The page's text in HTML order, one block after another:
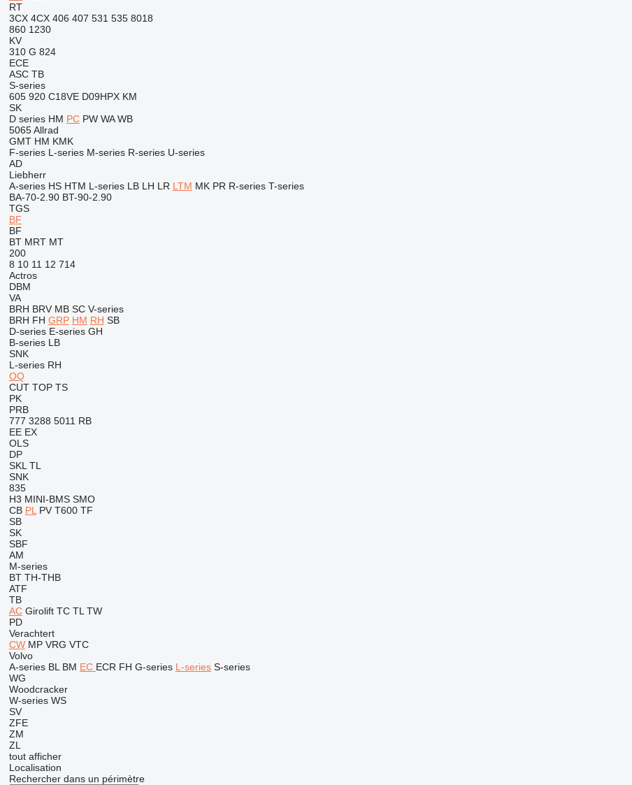
RT
3CX 4CX 406 407 531 535 8018
860 1230
KV
310 G 824
ECE
ASC TB
S-series
605 920 C18VE D09HPX KM
SK
D series HM PC PW WA WB
5065 Allrad
GMT HM KMK
F-series L-series M-series R-series U-series
AD
Liebherr
A-series HS HTM L-series LB LH LR LTM MK PR R-series T-series
BA-70-2.90 BT-90-2.90
TGS
BF
BF
BT MRT MT
200
8 10 11 12 714
Actros
DBM
VA
BRH BRV MB SC V-series
BRH FH GRP HM RH SB
D-series E-series GH
B-series LB
SNK
L-series RH
OQ
CUT TOP TS
PK
PRB
777 3288 5011 RB
EE EX
OLS
DP
SKL TL
SNK
835
H3 MINI-BMS SMO
CB PL PV T600 TF
SB
SK
SBF
AM
M-series
BT TH-THB
ATF
TB
AC Girolift TC TL TW
PD
Verachtert
CW MP VRG VTC
Volvo
A-series BL BM EC ECR FH G-series L-series S-series
WG
Woodcracker
W-series WS
SV
ZFE
ZM
ZL
tout afficher
Localisation
Rechercher dans un périmètre